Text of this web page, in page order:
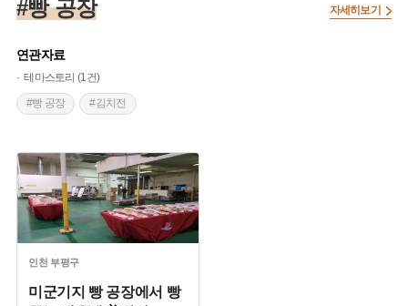
#빵 공장
연관자료
테마스토리 (1건)
#빵 공장
#김치전
자세히보기
인천 부평구
미군기지 빵 공장에서 빵